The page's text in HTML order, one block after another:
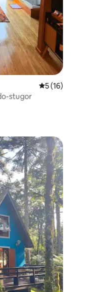
5 av 5 i
5 (16)
stugor